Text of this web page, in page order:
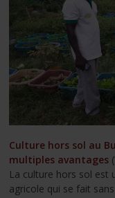
Culture hors sol au
multiples avantages
La culture hors sol est
agricole qui se fait